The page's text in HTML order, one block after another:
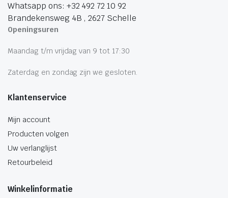
Whatsapp ons: +32 492 72 10 92
Brandekensweg 4B , 2627 Schelle
Openingsuren
Maandag t/m vrijdag van 9 tot 17:30
Zaterdag en zondag zijn we gesloten.
Klantenservice
Mijn account
Producten volgen
Uw verlanglijst
Retourbeleid
Winkelinformatie